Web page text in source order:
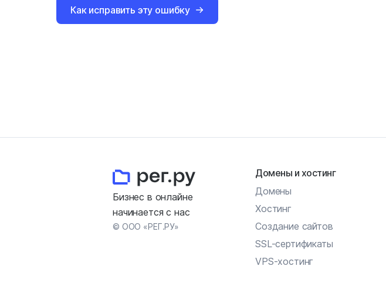
Как исправить эту ошибку
Бизнес в онлайне
начинается с нас
© ООО «РЕГ.РУ»
Домены и хостинг
Домены
Хостинг
Создание сайтов
SSL-сертификаты
VPS-хостинг